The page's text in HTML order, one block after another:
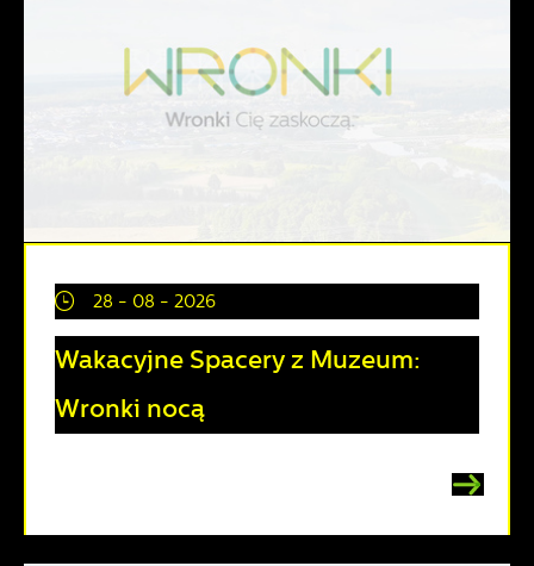
28 - 08 - 2026
Wakacyjne Spacery z Muzeum:
Wronki nocą